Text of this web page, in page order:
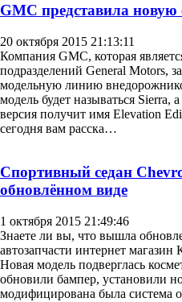
GMC представила новую
20 октября 2015 21:13:11
Компания GMC, которая
подразделений General Motors,
модельную линию
модель будет называться Sierra,
версия получит имя Elevation
сегодня вам расска…
Спортивный седан
обновлённом виде
1 октября 2015 21:49:46
Знаете ли вы, что вышла
автозапчасти интернет магазин
Новая модель подверглась
обновили бампер, установили
модифицирована была